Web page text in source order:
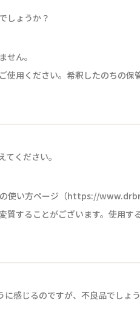
しょうか？
せん。
使用ください。希釈したのちの
ください。
の使い方ページ（https://
することがございます。使用す
感じるのですが、不良品でしょ